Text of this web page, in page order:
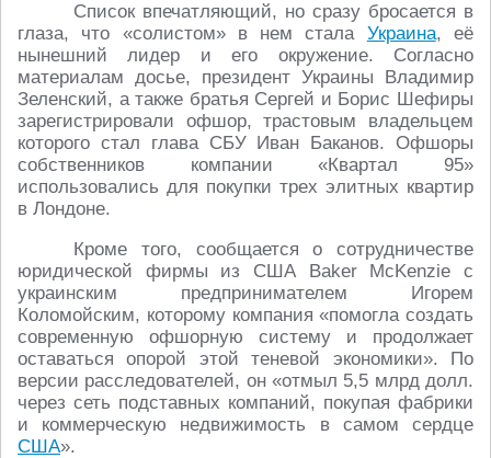
Список впечатляющий, но сразу бросается в
глаза, что «солистом» в нем стала Украина, её
нынешний лидер и его окружение. Согласно
материалам досье, президент Украины Владимир
Зеленский, а также братья Сергей и Борис Шефиры
зарегистрировали офшор, трастовым владельцем
которого стал глава СБУ Иван Баканов. Офшоры
собственников компании «Квартал 95»
использовались для покупки трех элитных квартир
в Лондоне.
Кроме того, сообщается о сотрудничестве
юридической фирмы из США Baker McKenzie с
украинским предпринимателем Игорем
Коломойским, которому компания «помогла создать
современную офшорную систему и продолжает
оставаться опорой этой теневой экономики». По
версии расследователей, он «отмыл 5,5 млрд долл.
через сеть подставных компаний, покупая фабрики
и коммерческую недвижимость в самом сердце
США».